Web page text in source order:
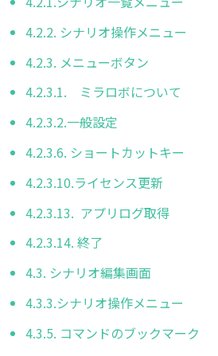
4.2.2. シナリオ操作メニュー
4.2.3. メニューボタン
4.2.3.1. ミラロボについて
4.2.3.2.一般設定
4.2.3.6. ショートカットキー
4.2.3.10.ライセンス更新
4.2.3.13. アプリログ取得
4.2.3.14. 終了
4.3. シナリオ編集画面
4.3.3.シナリオ操作メニュー
4.3.5. コマンドのブックマーク